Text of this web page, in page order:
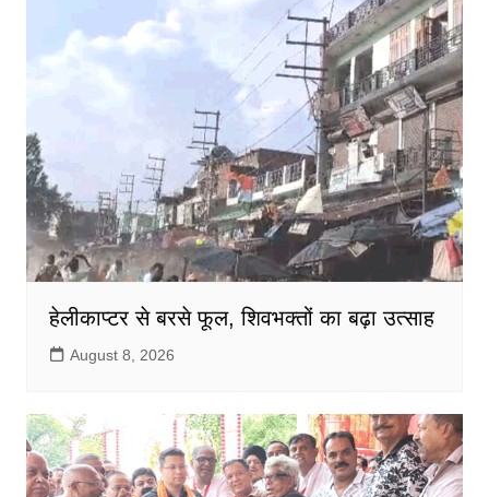
हेलीकाप्टर से बरसे फूल, शिवभक्तों का बढ़ा उत्साह
August 8, 2026